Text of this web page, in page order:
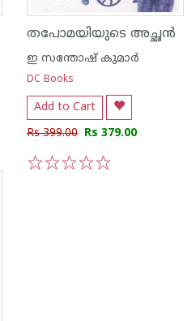
തപോമയിയുടെ അച്ഛൻ
ഇ സന്തോഷ് കുമാര്‍
DC Books
Add to Cart
Rs 399.00 Rs 379.00